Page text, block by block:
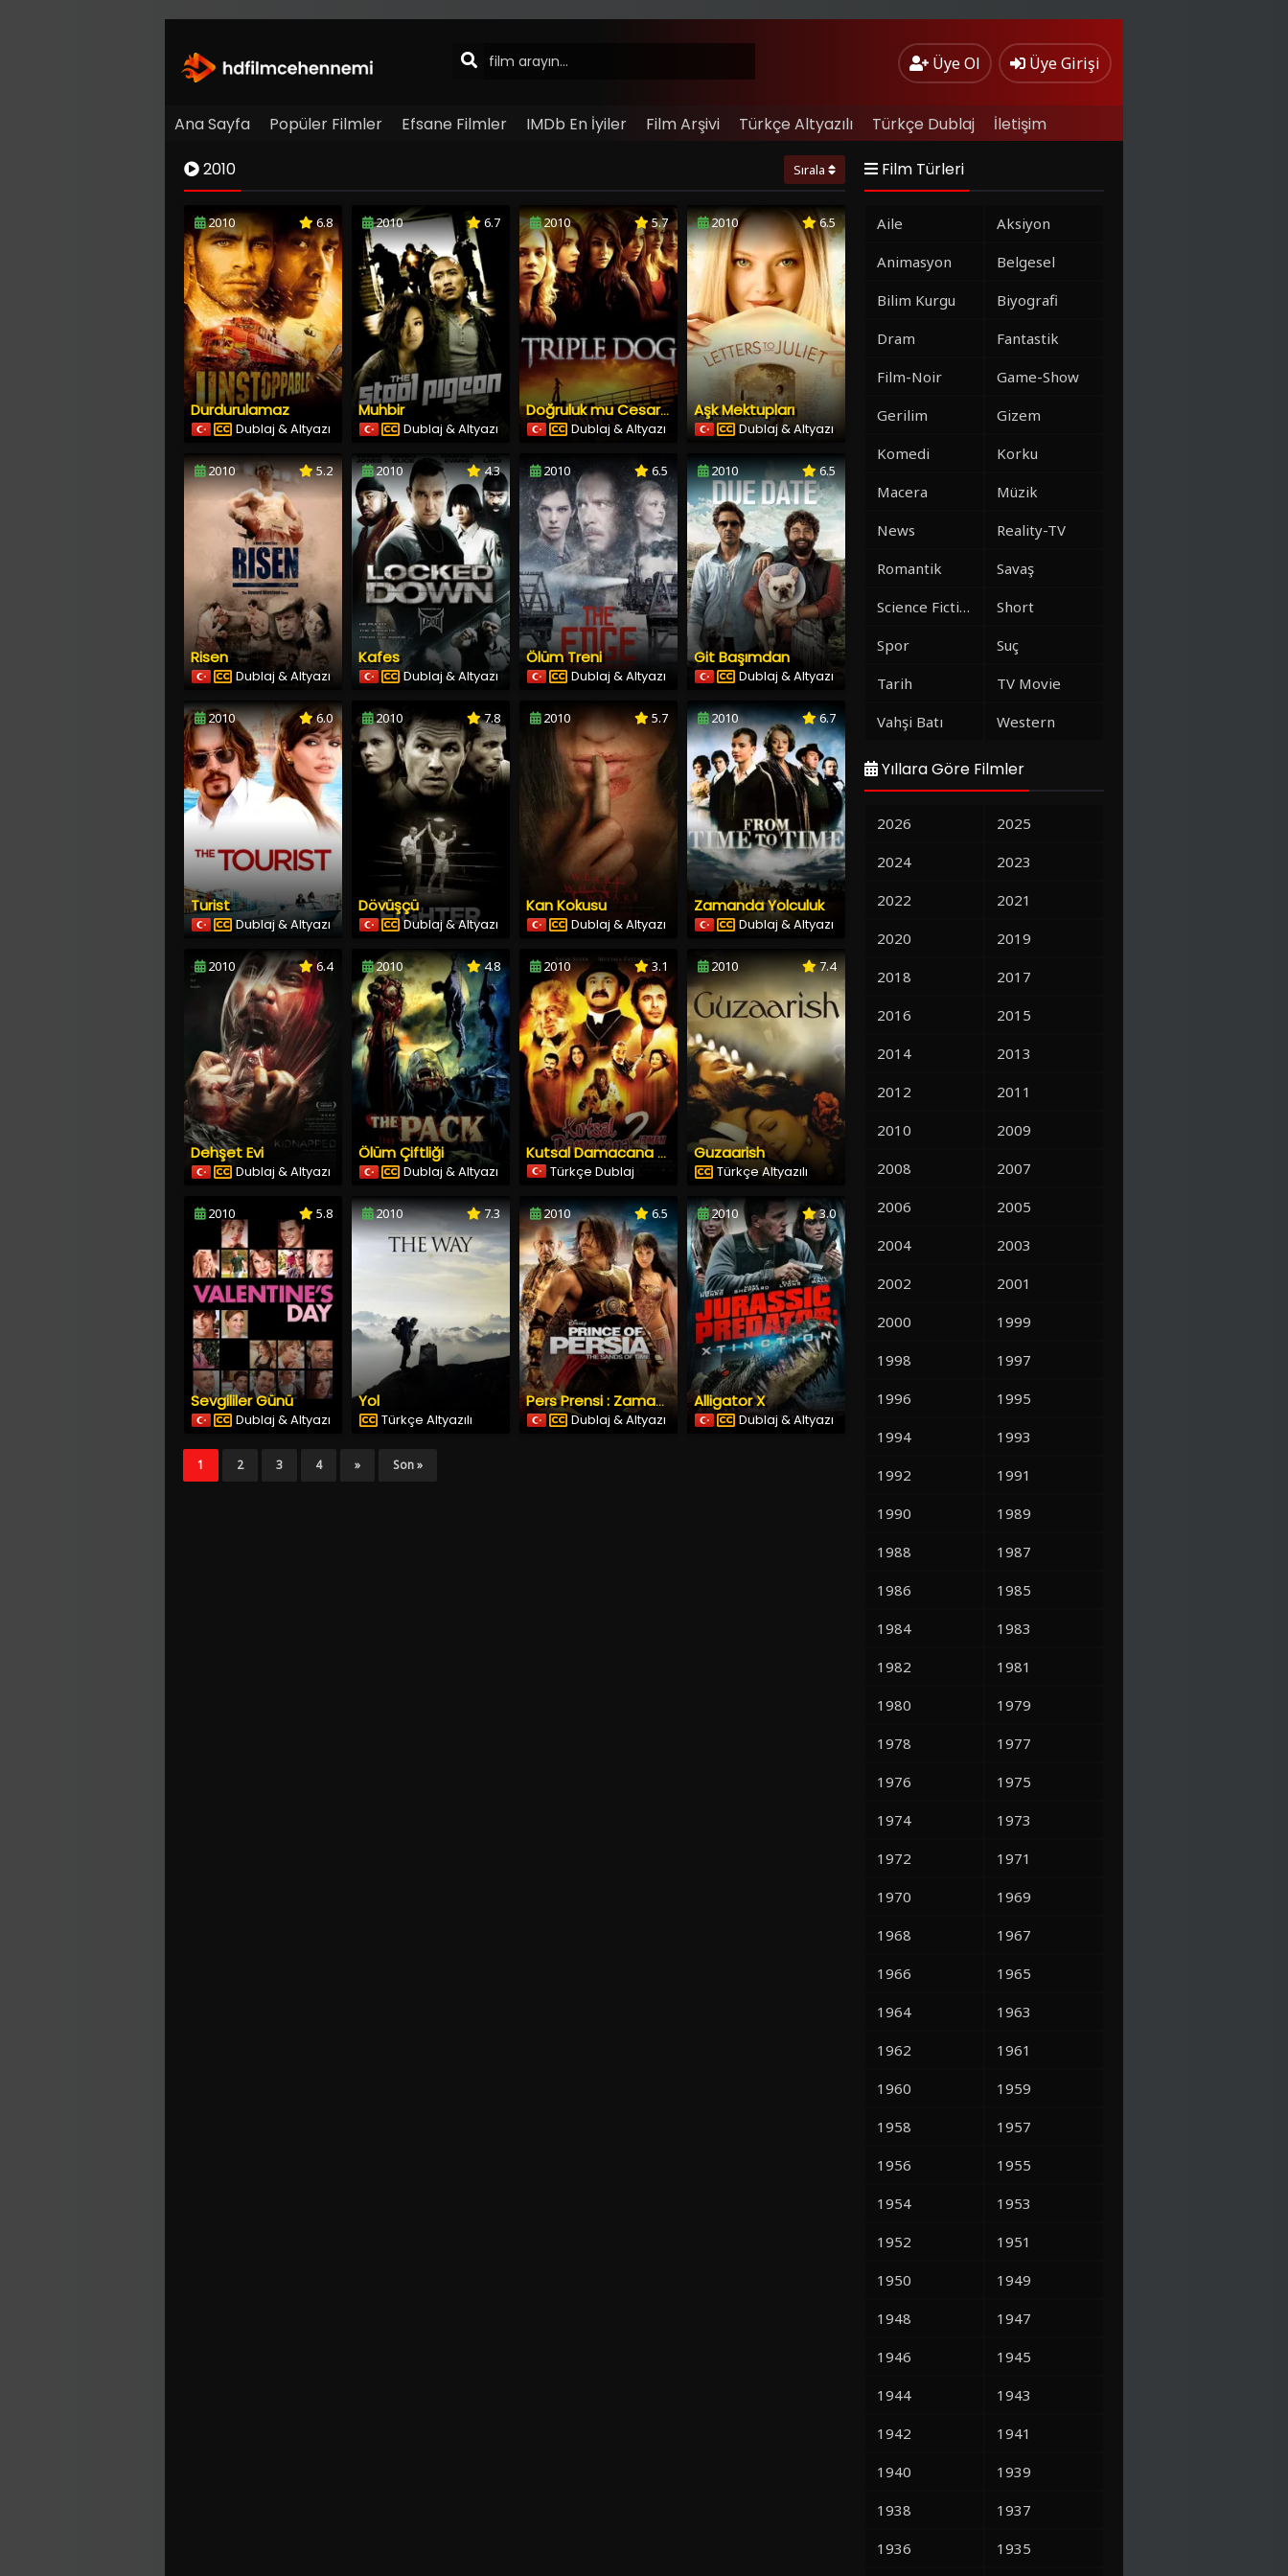
Üye Ol Üye Girişi
Ana Sayfa Popüler Filmler Efsane Filmler IMDb En İyiler Film Arşivi Türkçe Altyazılı Türkçe Dublaj İletişim
2010 Sırala
2010 6.8
Durdurulamaz
Dublaj & Altyazı
2010 6.7
Muhbir
Dublaj & Altyazı
2010 5.7
Doğruluk mu Cesaret mi?
Dublaj & Altyazı
2010 6.5
Aşk Mektupları
Dublaj & Altyazı
2010 5.2
Risen
Dublaj & Altyazı
2010 4.3
Kafes
Dublaj & Altyazı
2010 6.5
Ölüm Treni
Dublaj & Altyazı
2010 6.5
Git Başımdan
Dublaj & Altyazı
2010 6.0
Turist
Dublaj & Altyazı
2010 7.8
Dövüşçü
Dublaj & Altyazı
2010 5.7
Kan Kokusu
Dublaj & Altyazı
2010 6.7
Zamanda Yolculuk
Dublaj & Altyazı
2010 6.4
Dehşet Evi
Dublaj & Altyazı
2010 4.8
Ölüm Çiftliği
Dublaj & Altyazı
2010 3.1
Kutsal Damacana 2 İtmen
Türkçe Dublaj
2010 7.4
Guzaarish
Türkçe Altyazılı
2010 5.8
Sevgililer Günü
Dublaj & Altyazı
2010 7.3
Yol
Türkçe Altyazılı
2010 6.5
Pers Prensi : Zamanın Kumları
Dublaj & Altyazı
2010 3.0
Alligator X
Dublaj & Altyazı
1 2 3 4 » Son »
Film Türleri
Aile
Aksiyon
Animasyon
Belgesel
Bilim Kurgu
Biyografi
Dram
Fantastik
Film-Noir
Game-Show
Gerilim
Gizem
Komedi
Korku
Macera
Müzik
News
Reality-TV
Romantik
Savaş
Science Fiction
Short
Spor
Suç
Tarih
TV Movie
Vahşi Batı
Western
Yıllara Göre Filmler
2026
2025
2024
2023
2022
2021
2020
2019
2018
2017
2016
2015
2014
2013
2012
2011
2010
2009
2008
2007
2006
2005
2004
2003
2002
2001
2000
1999
1998
1997
1996
1995
1994
1993
1992
1991
1990
1989
1988
1987
1986
1985
1984
1983
1982
1981
1980
1979
1978
1977
1976
1975
1974
1973
1972
1971
1970
1969
1968
1967
1966
1965
1964
1963
1962
1961
1960
1959
1958
1957
1956
1955
1954
1953
1952
1951
1950
1949
1948
1947
1946
1945
1944
1943
1942
1941
1940
1939
1938
1937
1936
1935